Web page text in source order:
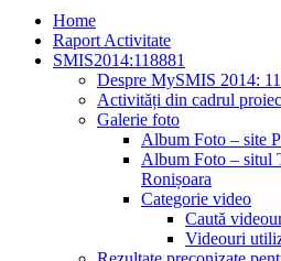
Home
Raport Activitate
SMIS2014:118881
Despre MySMIS 2014:
Activități din cadrul
Galerie foto
Album Foto – site
Album Foto – situl
Ronișoara
Categorie video
Caută
Videouri